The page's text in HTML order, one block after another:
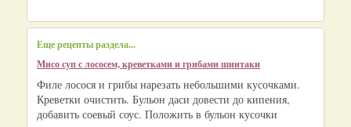
Еще рецепты раздела...
Мисо суп с лососем, креветками и грибами шиитаки
Филе лосося и грибы нарезать небольшими кусочками.
Креветки очистить. Бульон даси довести до кипения,
добавить соевый соус. Положить в бульон кусочки